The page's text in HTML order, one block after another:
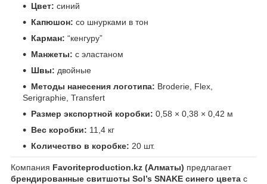
Цвет: синий
Капюшон: со шнурками в тон
Карман: “кенгуру”
Манжеты: с эластаном
Швы: двойные
Методы нанесения логотипа: Broderie, Flex,
Serigraphie, Transfert
Размер экспортной коробки: 0,58 × 0,38 × 0,42 м
Вес коробки: 11,4 кг
Количество в коробке: 20 шт.
Компания Favoriteproduction.kz (Алматы) предлагает
брендированные свитшоты Sol’s SNAKE синего цвета с